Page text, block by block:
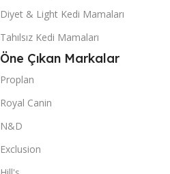
Diyet & Light Kedi Mamaları
Tahılsız Kedi Mamaları
Öne Çıkan Markalar
Proplan
Royal Canin
N&D
Exclusion